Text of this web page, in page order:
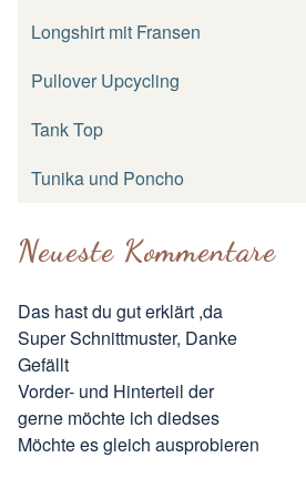
Longshirt mit Fransen
Pullover Upcycling
Tank Top
Tunika und Poncho
Neueste Kommentare
Das hast du gut erklärt ,da
Super Schnittmuster, Danke
Gefällt
Vorder- und Hinterteil der
gerne möchte ich diedses
Möchte es gleich ausprobieren